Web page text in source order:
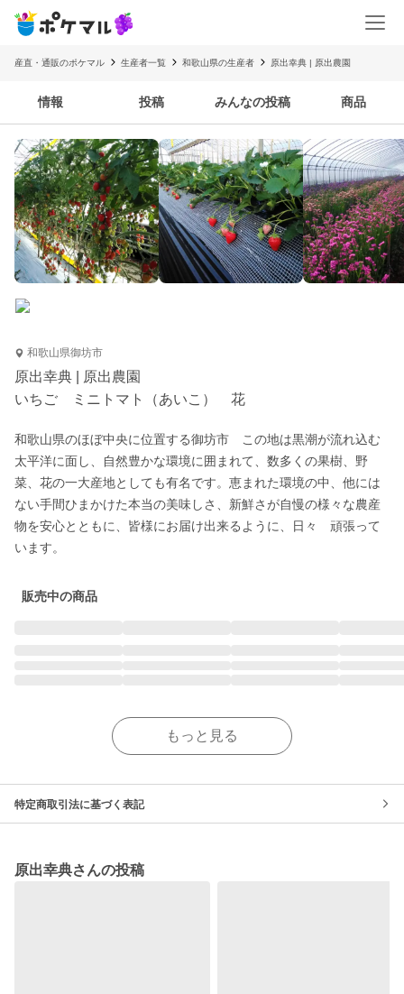
産直・通販のポケマル 生産者一覧 和歌山県の生産者 原出幸典 | 原出農園
情報 投稿 みんなの投稿 商品
和歌山県御坊市
原出幸典 | 原出農園
いちご ミニトマト（あいこ） 花
和歌山県のほぼ中央に位置する御坊市　この地は黒潮が流れ込む
太平洋に面し、自然豊かな環境に囲まれて、数多くの果樹、野
菜、花の一大産地としても有名です。恵まれた環境の中、他には
ない手間ひまかけた本当の美味しさ、新鮮さが自慢の様々な農産
物を安心とともに、皆様にお届け出来るように、日々　頑張って
います。
販売中の商品
もっと見る
特定商取引法に基づく表記
原出幸典さんの投稿